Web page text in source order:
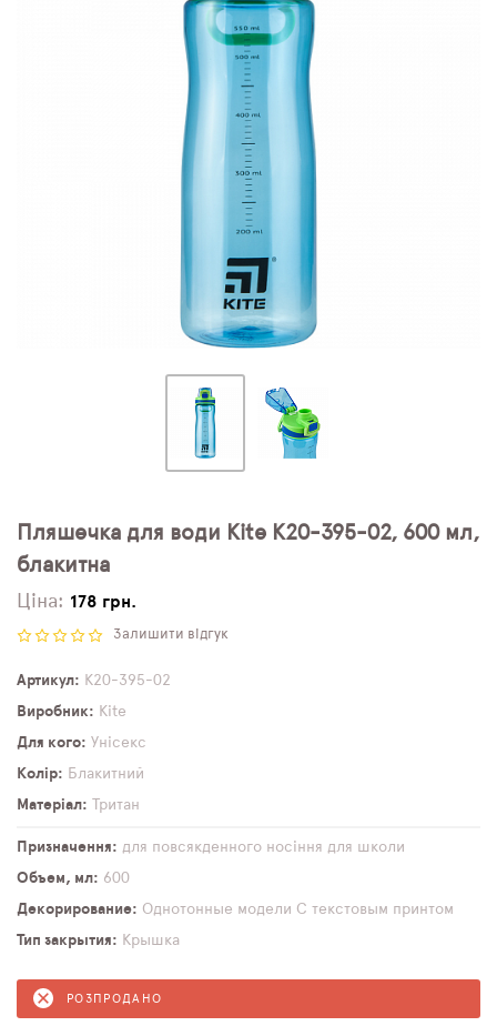
Пляшечка для води Kite K20-395-02, 600 мл,
блакитна
Ціна: 178 грн.
Залишити відгук
Артикул
K20-395-02
Виробник
Kite
Для кого
Унісекс
Колір
Блакитний
Матеріал
Тритан
Призначення для повсякденного носіння для школи
Объем, мл
600
Декорирование
Однотонные модели С текстовым принтом
Тип закрытия
Крышка
РОЗПРОДАНО